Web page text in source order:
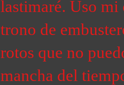
lastimaré. Uso
trono de
rotos que no
mancha del